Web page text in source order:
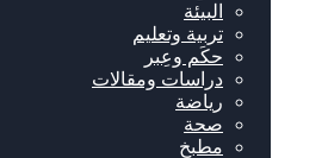
البيئة
تربية وتعليم
حكَم وعِبر
دراسات ومقالات
رياضة
صحة
مطبخ